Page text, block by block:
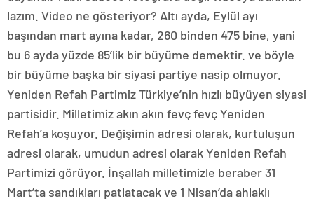
lazım. Video ne gösteriyor? Altı ayda, Eylül ayı
başından mart ayına kadar, 260 binden 475 bine, yani
bu 6 ayda yüzde 85’lik bir büyüme demektir. ve böyle
bir büyüme başka bir siyasi partiye nasip olmuyor.
Yeniden Refah Partimiz Türkiye’nin hızlı büyüyen siyasi
partisidir. Milletimiz akın akın fevç fevç Yeniden
Refah’a koşuyor. Değişimin adresi olarak, kurtuluşun
adresi olarak, umudun adresi olarak Yeniden Refah
Partimizi görüyor. İnşallah milletimizle beraber 31
Mart’ta sandıkları patlatacak ve 1 Nisan’da ahlaklı